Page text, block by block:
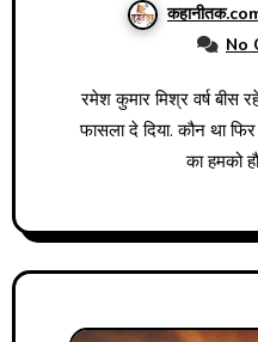
No
रमेश कुमार मिश्र वर्ष बीस रहे संग हम साथिया. उलझनों ने हमें
फासला दे दिया. कौन था
का हमको